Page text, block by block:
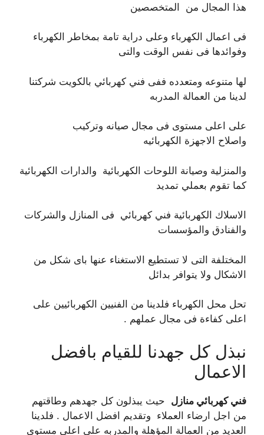
هذا المجال من المتخصصين
فى اعمال الكهرباء وعلى دراية تامة بمخاطر الكهرباء
وفوائدها فى نفس الوقت والتى
لها متنوعه ومتعدده ففى فني كهربائي بالكويت شركتنا
لدينا من العمالة المدربه
على اعلى مستوى فى مجال صيانه وتركيب
واصلاح الاجهزة الكهربائيه
والمنزلية وصيانة اللوحات الكهربائية والدارات الكهربائية
كما تقوم بعملي تمديد
الاسلاك الكهربائية فني كهربائي فى المنازل والشركات
والفنادق والمؤسسات
المختلفة التى لا تستطيع الاستغناء عنها باى شكل من
الاشكال ولا يتوافر بدائل
تحل محل الكهرباء فلدينا من الفنيين الكهربائيين على
اعلى كفاءة فى مجال عملهم .
نبذل كل جهدنا للقيام بافضل
الاعمال
فني كهربائي منازل حيث يبذلون كل جهدهم وطاقتهم
من اجل ارضاء العملاء وتقديم افضل الاعمال . فلدينا
العديد من العمالة المؤهلة والمدربه على اعلى مستوى